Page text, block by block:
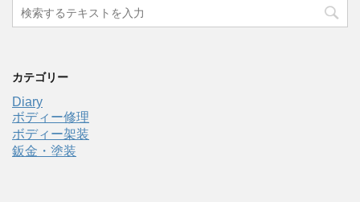
カテゴリー
Diary
ボディー修理
ボディー架装
鈑金・塗装